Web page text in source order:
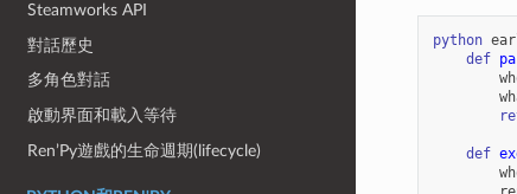
Steamworks API
對話歷史
多角色對話
啟動界面和載入等待
Ren’Py遊戲的生命週期(lifecycle)
python
def
def